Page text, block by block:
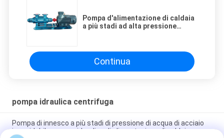
Pompa d'alimentazione di caldaia
a più stadi ad alta pressione
Continua
pompa idraulica centrifuga
Pompa di innesco a più stadi di pressione di acqua di acciaio
inossidabile, pompa idraulica di alimentazione di caldaia